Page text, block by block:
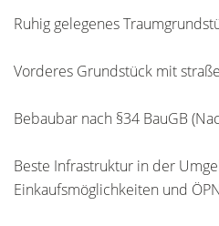
Ruhig gelegenes
Vorderes Grundstück mit
Bebaubar nach §34 BauGB
Beste Infrastruktur in der
Einkaufsmöglichkeiten und